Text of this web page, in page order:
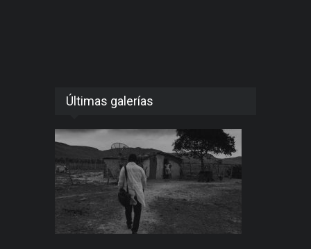
Últimas galerías